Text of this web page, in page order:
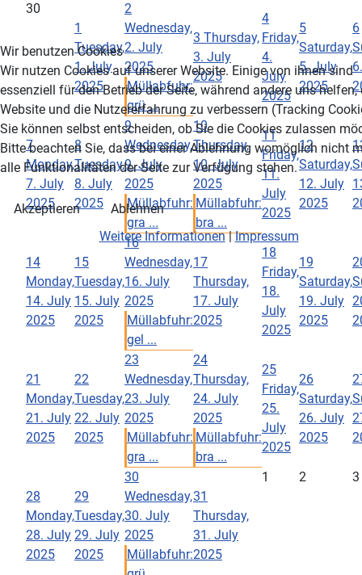
30
1
Tuesday,
1. July
2025
2
Wednesday,
2. July
2025
Müllabfuhr:
grü ...
3 Thursday,
3. July
2025
4
Friday,
4.
July
2025
5
Saturday,
5. July
2025
6
7
Monday,
7. July
2025
8
Tuesday,
8. July
2025
9
Wednesday,
9. July
2025
Müllabfuhr:
gra ...
10
Thursday,
10. July
2025
Müllabfuhr:
bra ...
11
Friday,
11.
July
2025
12
Saturday,
12. July
2025
14
Monday,
14. July
2025
15
Tuesday,
15. July
2025
16
Wednesday,
16. July
2025
Müllabfuhr:
gel ...
17
Thursday,
17. July
2025
18
Friday,
18.
July
2025
19
Saturday,
19. July
2025
21
Monday,
21. July
2025
22
Tuesday,
22. July
2025
23
Wednesday,
23. July
2025
Müllabfuhr:
gra ...
24
Thursday,
24. July
2025
Müllabfuhr:
bra ...
25
Friday,
25.
July
2025
26
Saturday,
26. July
2025
28
Monday,
28. July
2025
29
Tuesday,
29. July
2025
30
Wednesday,
30. July
2025
Müllabfuhr:
31
Thursday,
31. July
2025
1 2 3
Wir benutzen Cookies
Wir nutzen Cookies auf unserer Website. Einige von ihnen sind
essenziell für den Betrieb der Seite, während andere uns helfen,
Website und die Nutzererfahrung zu verbessern (Tracking
Sie können selbst entscheiden, ob Sie die Cookies zulassen
Bitte beachten Sie, dass bei einer Ablehnung womöglich nicht
alle Funktionalitäten der Seite zur Verfügung stehen.
Akzeptieren
Ablehnen
Weitere Informationen|Impressum